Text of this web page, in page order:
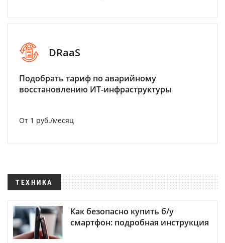
DRaaS
Подобрать тариф по аварийному
восстановлению ИТ-инфраструктуры
От 1 руб./месяц
ТЕХНИКА
Как безопасно купить б/у
смартфон: подробная инструкция